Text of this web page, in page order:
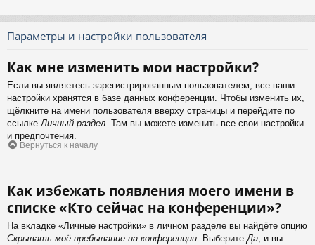
Параметры и настройки пользователя
Как мне изменить мои настройки?
Если вы являетесь зарегистрированным пользователем, все ваши
настройки хранятся в базе данных конференции. Чтобы изменить их,
щёлкните на имени пользователя вверху страницы и перейдите по
ссылке Личный раздел . Там вы можете изменить все свои настройки
и предпочтения.
Вернуться к началу
Как избежать появления моего имени в
списке «Кто сейчас на конференции»?
На вкладке «Личные настройки» в личном разделе вы найдёте опцию
Скрывать моё пребывание на конференции. ВыберитеДа, и вы